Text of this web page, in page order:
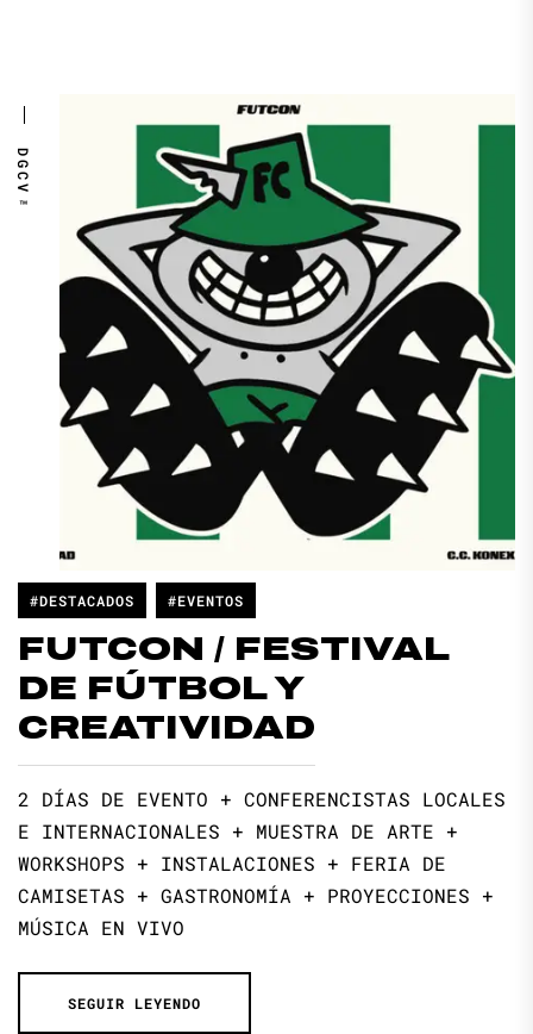
DGCV™
#DESTACADOS #EVENTOS
FUTCON / FESTIVAL
DE FÚTBOL Y
CREATIVIDAD
2 DÍAS DE EVENTO + CONFERENCISTAS LOCALES
E INTERNACIONALES + MUESTRA DE ARTE +
WORKSHOPS + INSTALACIONES + FERIA DE
CAMISETAS + GASTRONOMÍA + PROYECCIONES +
MÚSICA EN VIVO
SEGUIR LEYENDO